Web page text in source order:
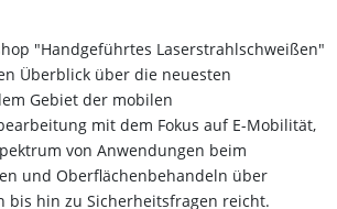
"Handgeführtes Laserstrahlschweißen"
Überblick über die neuesten
Gebiet der mobilen
mit dem Fokus auf E-Mobilität,
von Anwendungen beim
und Oberflächenbehandeln über
bis hin zu Sicherheitsfragen reicht.